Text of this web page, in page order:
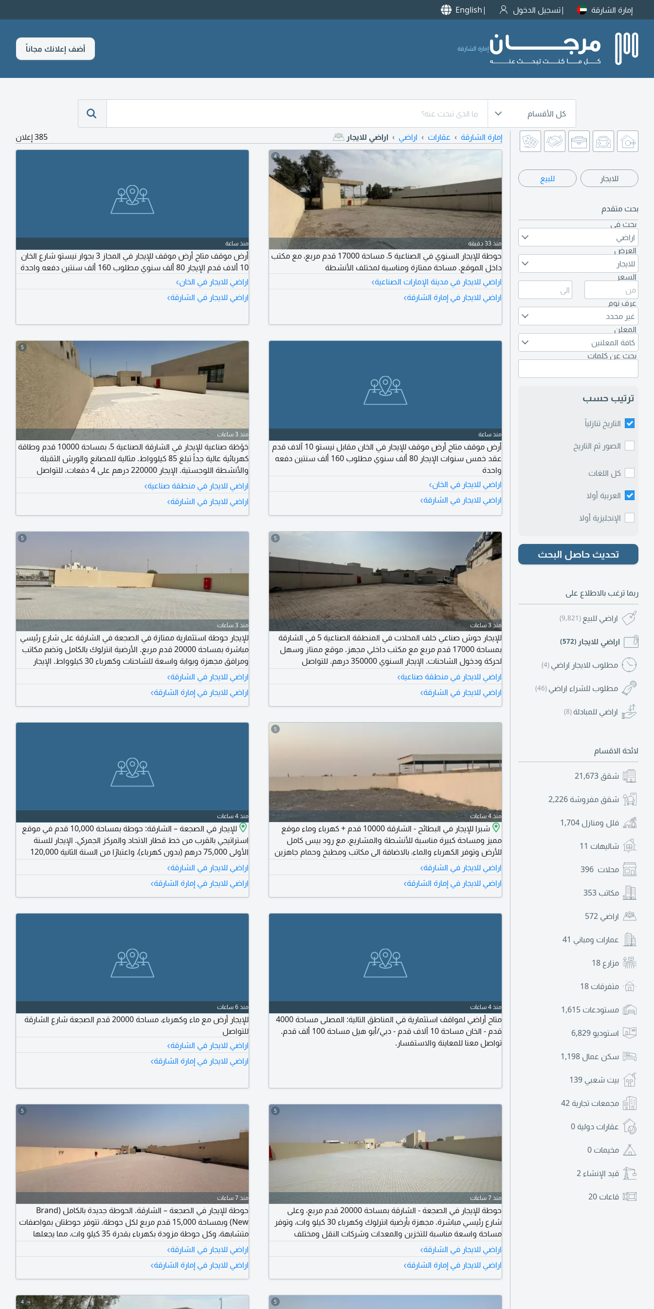
إمارة الشارقة تسجيل الدخول English
إمارة الشارقة أضف إعلانك مجاناً
كل الأقسام
للايجار للبيع
بحث متقدم
بحث في
اراضي
العرض
للايجار
السعر
عرف نوم
غير محدد
المعلن
كافة المعلنين
بحث عن كلمات
ترتيب حسب
التاريخ تنازلياً
الصور ثم التاريخ
كل اللغات
العربية أولا
الإنجليزية أولا
تحديث حاصل البحث
ربما ترغب بالاطلاع على
اراضي للبيع (9,821)
اراضي للايجار (572)
مطلوب للايجار اراضي (4)
مطلوب للشراء اراضي (46)
اراضي للمبادلة (8)
لائحة الاقسام
شقق 21,673
شقق مفروشة 2,226
فلل ومنازل 1,704
شاليهات 11
محلات 396
مكاتب 353
اراضي 572
عمارات ومباني 41
مزارع 18
متفرقات 18
مستودعات 1,615
استوديو 6,829
سكن عمال 1,198
بيت شعبي 139
مجمعات تجارية 42
عقارات دولية 0
مخيمات 0
قيد الإنشاء 2
قاعات 20
إمارة الشارقة عقارات اراضي اراضي للايجار 385 إعلان
4
منذ 33 دقيقة
حوطة للإيجار السنوي في الصناعية 5، مساحة 17000 قدم مربع، مع مكتب
داخل الموقع. مساحة ممتازة ومناسبة لمختلف الأنشطة
اراضي للايجار في مدينة الإمارات الصناعية›
اراضي للايجار في إمارة الشارقة›
منذ ساعة
أرض موقف متاح أرض موقف للإيجار في المجاز 3 بجوار نيستو شارع الخان
10 ألاف قدم الإيجار 80 ألف سنوي مطلوب 160 ألف سنتين دفعه واحدة
اراضي للايجار في الخان›
اراضي للايجار في الشارقة›
منذ ساعة
أرض موقف متاح أرض موقف للإيجار في الخان مقابل نيستو 10 آلاف قدم
عقد خمس سنوات الإيجار 80 ألف سنوي مطلوب 160 ألف سنتين دفعه
واحدة
اراضي للايجار في الخان›
اراضي للايجار في الشارقة›
5
منذ 3 ساعات
حَوْطَة صناعية للإيجار في الشارقة الصناعية 5، بمساحة 10000 قدم وطاقة
كهربائية عالية جداً تبلغ 85 كيلوواط. مثالية للمصانع والورش الثقيلة
والأنشطة اللوجستية. الإيجار 220000 درهم على 4 دفعات. للتواصل
والمعاينة.
اراضي للايجار في منطقة صناعية›
اراضي للايجار في الشارقة›
5
منذ 3 ساعات
للإيجار حوش صناعي خلف المحلات في المنطقة الصناعية 5 في الشارقة
بمساحة 17000 قدم مربع مع مكتب داخلي مجهز. موقع ممتاز وسهل
لحركة ودخول الشاحنات. الإيجار السنوي 350000 درهم. للتواصل
والاستفسار، يرجى الاتصال.
اراضي للايجار في منطقة صناعية›
اراضي للايجار في الشارقة›
5
منذ 3 ساعات
للإيجار حوطة استثمارية ممتازة في الصجعة في الشارقة على شارع رئيسي
مباشرة بمساحة 20000 قدم مربع. الأرضية انترلوك بالكامل وتضم مكاتب
ومرافق مجهزة وبوابة واسعة للشاحنات وكهرباء 30 كيلوواط. الإيجار
السنوي 400000 درهم على 4 دفعات، للتواصل
اراضي للايجار في الشارقة›
اراضي للايجار في إمارة الشارقة›
5
منذ 4 ساعات
شبرا للإيجار في البطائح - الشارقة 10000 قدم + كهرباء وماء موقع
مميز ومساحة كبيرة مناسبة للأنشطة والمشاريع، مع رود بيس كامل
للأرض وتوفر الكهرباء والماء، بالاضافة الى مكاتب ومطبخ وحمام جاهزين
رود بيس كامل للأرض كهرباء وماء كهرباء 15 KW مكاتب جاهزة حمام
مطبخ السعر السنوي 105000 درهم
اراضي للايجار في الشارقة›
اراضي للايجار في إمارة الشارقة›
منذ 4 ساعات
للإيجار في الصجعة – الشارقة: حوطة بمساحة 10,000 قدم في موقع
استراتيجي بالقرب من خط قطار الاتحاد والمركز الجمركي. الإيجار للسنة
الأولى 75,000 درهم (بدون كهرباء)، واعتبارًا من السنة الثانية 120,000
درهم (شامل الكهرباء). تسهيلات مريحة في الدفع. للتواصل.
اراضي للايجار في الشارقة›
اراضي للايجار في إمارة الشارقة›
منذ 4 ساعات
متاح أراضي لمواقف استثمارية في المناطق التالية: المصلى مساحة 4000
قدم - الخان مساحة 10 آلاف قدم - دبي/أبو هيل مساحة 100 ألف قدم.
تواصل معنا للمعاينة والاستفسار.
منذ 6 ساعات
للإيجار أرض مع ماء وكهرباء، مساحة 20000 قدم الصجعة شارع الشارقة
للتواصل
اراضي للايجار في الشارقة›
اراضي للايجار في إمارة الشارقة›
5
منذ 7 ساعات
حوطة للإيجار في الصجعة - الشارقة بمساحة 20000 قدم مربع، وعلى
شارع رئيسي مباشرة. مجهزة بأرضية انترلوك وكهرباء 30 كيلو وات، وتوفر
مساحة واسعة مناسبة للتخزين والمعدات وشركات النقل ومختلف
الأنشطة الصناعية. موقع مميز يسهل الوصول إليه وحركة الشاحنات.
الإيجار السنوي 400000 درهم، والدفع على 4 دفعات. للتواصل.
اراضي للايجار في الشارقة›
اراضي للايجار في إمارة الشارقة›
5
منذ 7 ساعات
حوطة للإيجار في الصجعة – الشارقة. الحوطة جديدة بالكامل (Brand
New) وبمساحة 15,000 قدم مربع لكل حوطة. تتوفر حوطتان بمواصفات
متشابهة، وكل حوطة مزودة بكهرباء بقدرة 35 كيلو وات، مما يجعلها
درهم سنويًا لكل حوطة، مع إمكانية تفاوض بسيطة، والدفع على 4
دفعات. للتواصل
اراضي للايجار في الشارقة›
اراضي للايجار في إمارة الشارقة›
5
4